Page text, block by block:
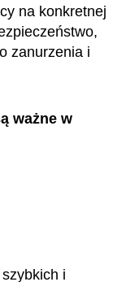
na konkretnej
zanurzenia i
ważne w
i